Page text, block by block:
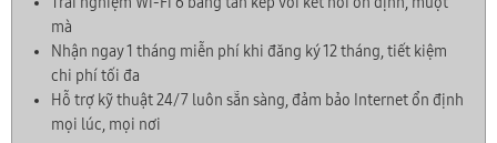
mà
Nhận ngay 1 tháng miễn phí khi đăng ký 12 tháng, tiết kiệm
chi phí tối đa
Hỗ trợ kỹ thuật 24/7 luôn sẵn sàng, đảm bảo Internet ổn định
mọi lúc, mọi nơi